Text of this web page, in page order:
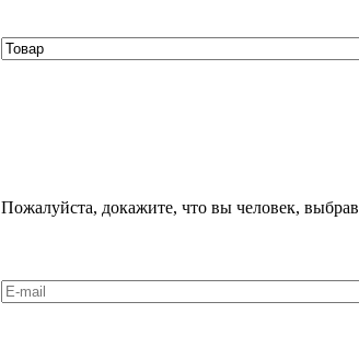
Пожалуйста, докажите, что вы человек, выбрав